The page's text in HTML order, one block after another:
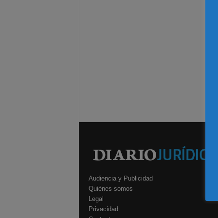
Audiencia y Publicidad
Quiénes somos
Legal
Privacidad